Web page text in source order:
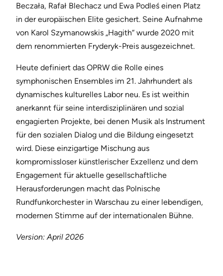
Beczała, Rafał Blechacz und Ewa Podleś einen Platz
in der europäischen Elite gesichert. Seine Aufnahme
von Karol Szymanowskis „Hagith“ wurde 2020 mit
dem renommierten Fryderyk-Preis ausgezeichnet.
Heute definiert das OPRW die Rolle eines
symphonischen Ensembles im 21. Jahrhundert als
dynamisches kulturelles Labor neu. Es ist weithin
anerkannt für seine interdisziplinären und sozial
engagierten Projekte, bei denen Musik als Instrument
für den sozialen Dialog und die Bildung eingesetzt
wird. Diese einzigartige Mischung aus
kompromissloser künstlerischer Exzellenz und dem
Engagement für aktuelle gesellschaftliche
Herausforderungen macht das Polnische
Rundfunkorchester in Warschau zu einer lebendigen,
modernen Stimme auf der internationalen Bühne.
Version: April 2026